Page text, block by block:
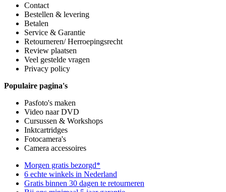
Contact
Bestellen & levering
Betalen
Service & Garantie
Retourneren/ Herroepingsrecht
Review plaatsen
Veel gestelde vragen
Privacy policy
Populaire pagina's
Pasfoto's maken
Video naar DVD
Cursussen & Workshops
Inktcartridges
Fotocamera's
Camera accessoires
Morgen gratis bezorgd*
6 echte winkels in Nederland
Gratis binnen 30 dagen te retourneren